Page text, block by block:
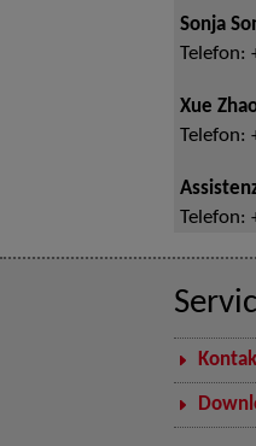
Sonja
Telefon:
Xue
Telefon:
Telefon: